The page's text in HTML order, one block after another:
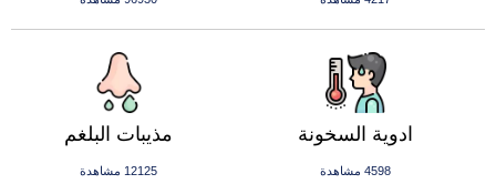
مذيبات البلغم
12125 مشاهدة
ادوية السخونة
4598 مشاهدة